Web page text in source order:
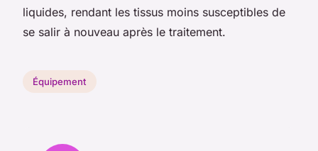
liquides, rendant les tissus moins susceptibles de
se salir à nouveau après le traitement.
Équipement